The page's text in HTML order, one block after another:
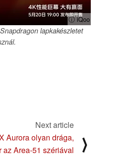
ⓘ iQoo
lapkakészletet
Next article
Aurora olyan drága,
az Area-51 szériával
⟩